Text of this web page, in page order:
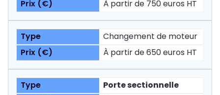
À partir de 750 euros HT
Changement de moteur
À partir de 650 euros HT
Porte sectionnelle